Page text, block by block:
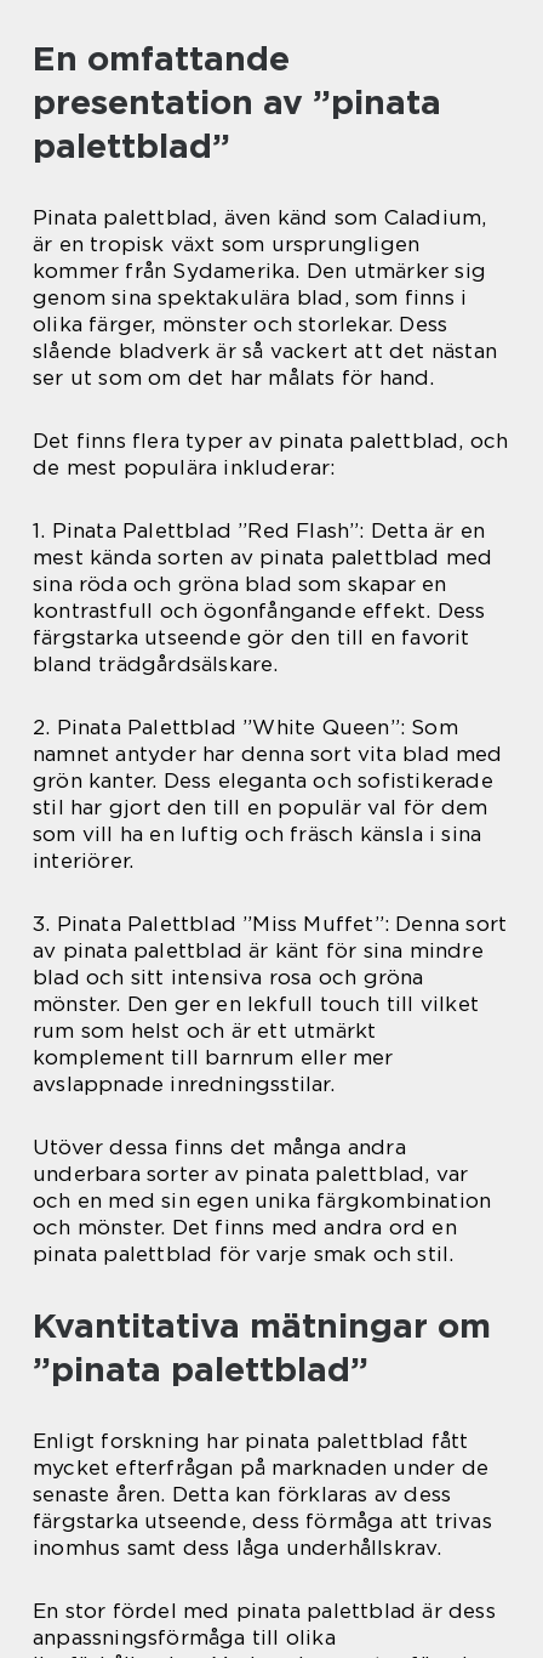
En omfattande
presentation av ”pinata
palettblad”
Pinata palettblad, även känd som Caladium,
är en tropisk växt som ursprungligen
kommer från Sydamerika. Den utmärker sig
genom sina spektakulära blad, som finns i
olika färger, mönster och storlekar. Dess
slående bladverk är så vackert att det nästan
ser ut som om det har målats för hand.
Det finns flera typer av pinata palettblad, och
de mest populära inkluderar:
1. Pinata Palettblad ”Red Flash”: Detta är en
mest kända sorten av pinata palettblad med
sina röda och gröna blad som skapar en
kontrastfull och ögonfångande effekt. Dess
färgstarka utseende gör den till en favorit
bland trädgårdsälskare.
2. Pinata Palettblad ”White Queen”: Som
namnet antyder har denna sort vita blad med
grön kanter. Dess eleganta och sofistikerade
stil har gjort den till en populär val för dem
som vill ha en luftig och fräsch känsla i sina
interiörer.
3. Pinata Palettblad ”Miss Muffet”: Denna sort
av pinata palettblad är känt för sina mindre
blad och sitt intensiva rosa och gröna
mönster. Den ger en lekfull touch till vilket
rum som helst och är ett utmärkt
komplement till barnrum eller mer
avslappnade inredningsstilar.
Utöver dessa finns det många andra
underbara sorter av pinata palettblad, var
och en med sin egen unika färgkombination
och mönster. Det finns med andra ord en
pinata palettblad för varje smak och stil.
Kvantitativa mätningar om
”pinata palettblad”
Enligt forskning har pinata palettblad fått
mycket efterfrågan på marknaden under de
senaste åren. Detta kan förklaras av dess
färgstarka utseende, dess förmåga att trivas
inomhus samt dess låga underhållskrav.
En stor fördel med pinata palettblad är dess
anpassningsförmåga till olika